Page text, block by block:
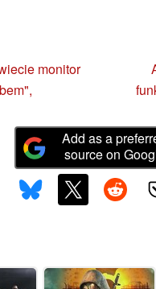
monitor
Add as a
source on